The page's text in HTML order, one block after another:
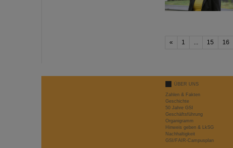
« 1 ... 15 16
ÜBER UNS
Zahlen & Fakten
Geschichte
50 Jahre GSI
Geschäftsführung
Organigramm
Hinweis geben & LkSG
Nachhaltigkeit
GSI/FAIR-Campusplan